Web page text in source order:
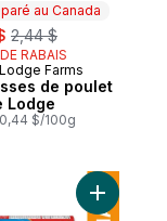
au Canada
, formerly:
2,44 $
RABAIS
au Canada
Farms
de poulet
Lodge
$/100g
crémeuse au
Ajouter